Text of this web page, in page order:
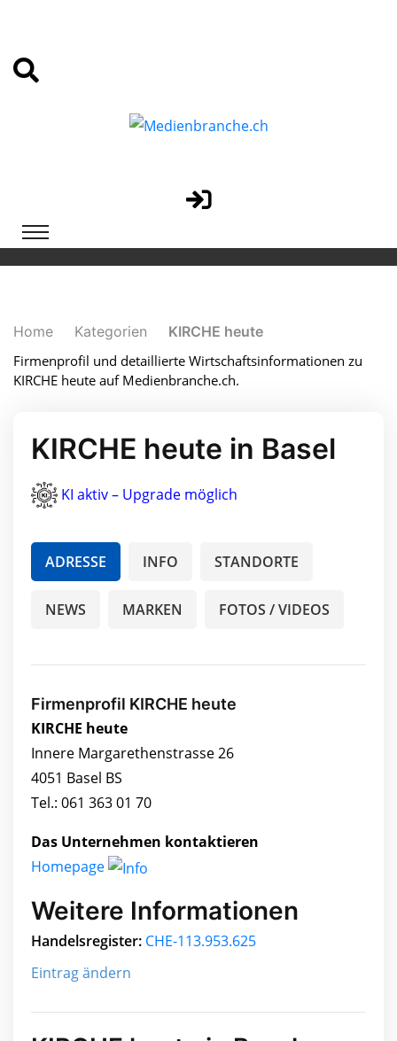
Home Kategorien
KIRCHE heute
Firmenprofil und detaillierte Wirtschaftsinformationen zu
KIRCHE heute auf Medienbranche.ch.
KIRCHE heute in Basel
KI aktiv – Upgrade möglich
ADRESSE INFO STANDORTE
NEWS MARKEN FOTOS / VIDEOS
Firmenprofil KIRCHE heute
KIRCHE heute
Innere Margarethenstrasse 26
4051 Basel BS
Tel.: 061 363 01 70
Das Unternehmen kontaktieren
Homepage
Weitere Informationen
Handelsregister: CHE-113.953.625
Eintrag ändern